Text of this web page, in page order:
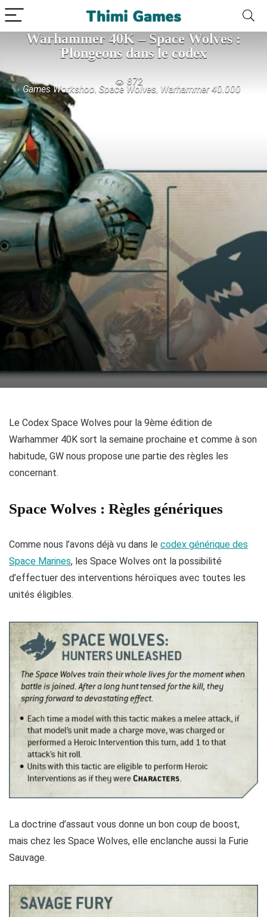
Warhammer 40K – Space Wolves :
Plongeons dans le codex
872
Games Workshop, Space Wolves, Warhammer 40.000
Le Codex Space Wolves pour la 9ème édition de
Warhammer 40K sort la semaine prochaine et comme à son
habitude, GW nous propose une partie des règles les
concernant.
Space Wolves : Règles génériques
Comme nous l’avons déjà vu dans le codex générique des
Space Marines, les Space Wolves ont la possibilité
d’effectuer des interventions héroïques avec toutes les
unités éligibles.
La doctrine d’assaut vous donne un bon coup de boost,
mais chez les Space Wolves, elle enclanche aussi la Furie
Sauvage.